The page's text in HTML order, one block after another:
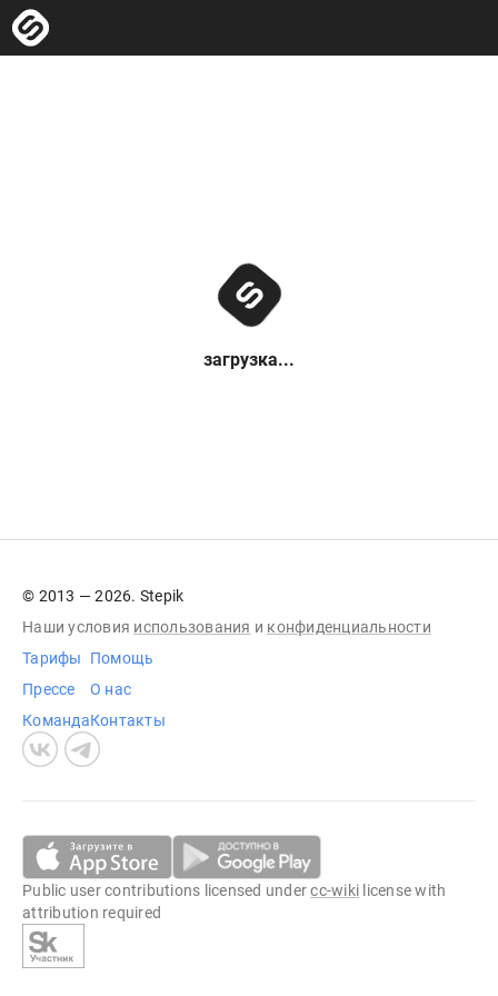
загрузка...
© 2013 — 2026. Stepik
Наши условия использования и конфиденциальности
Тарифы
Прессе
Команда
Помощь
О нас
Контакты
Public user contributions licensed undercc-wiki license with
attribution required